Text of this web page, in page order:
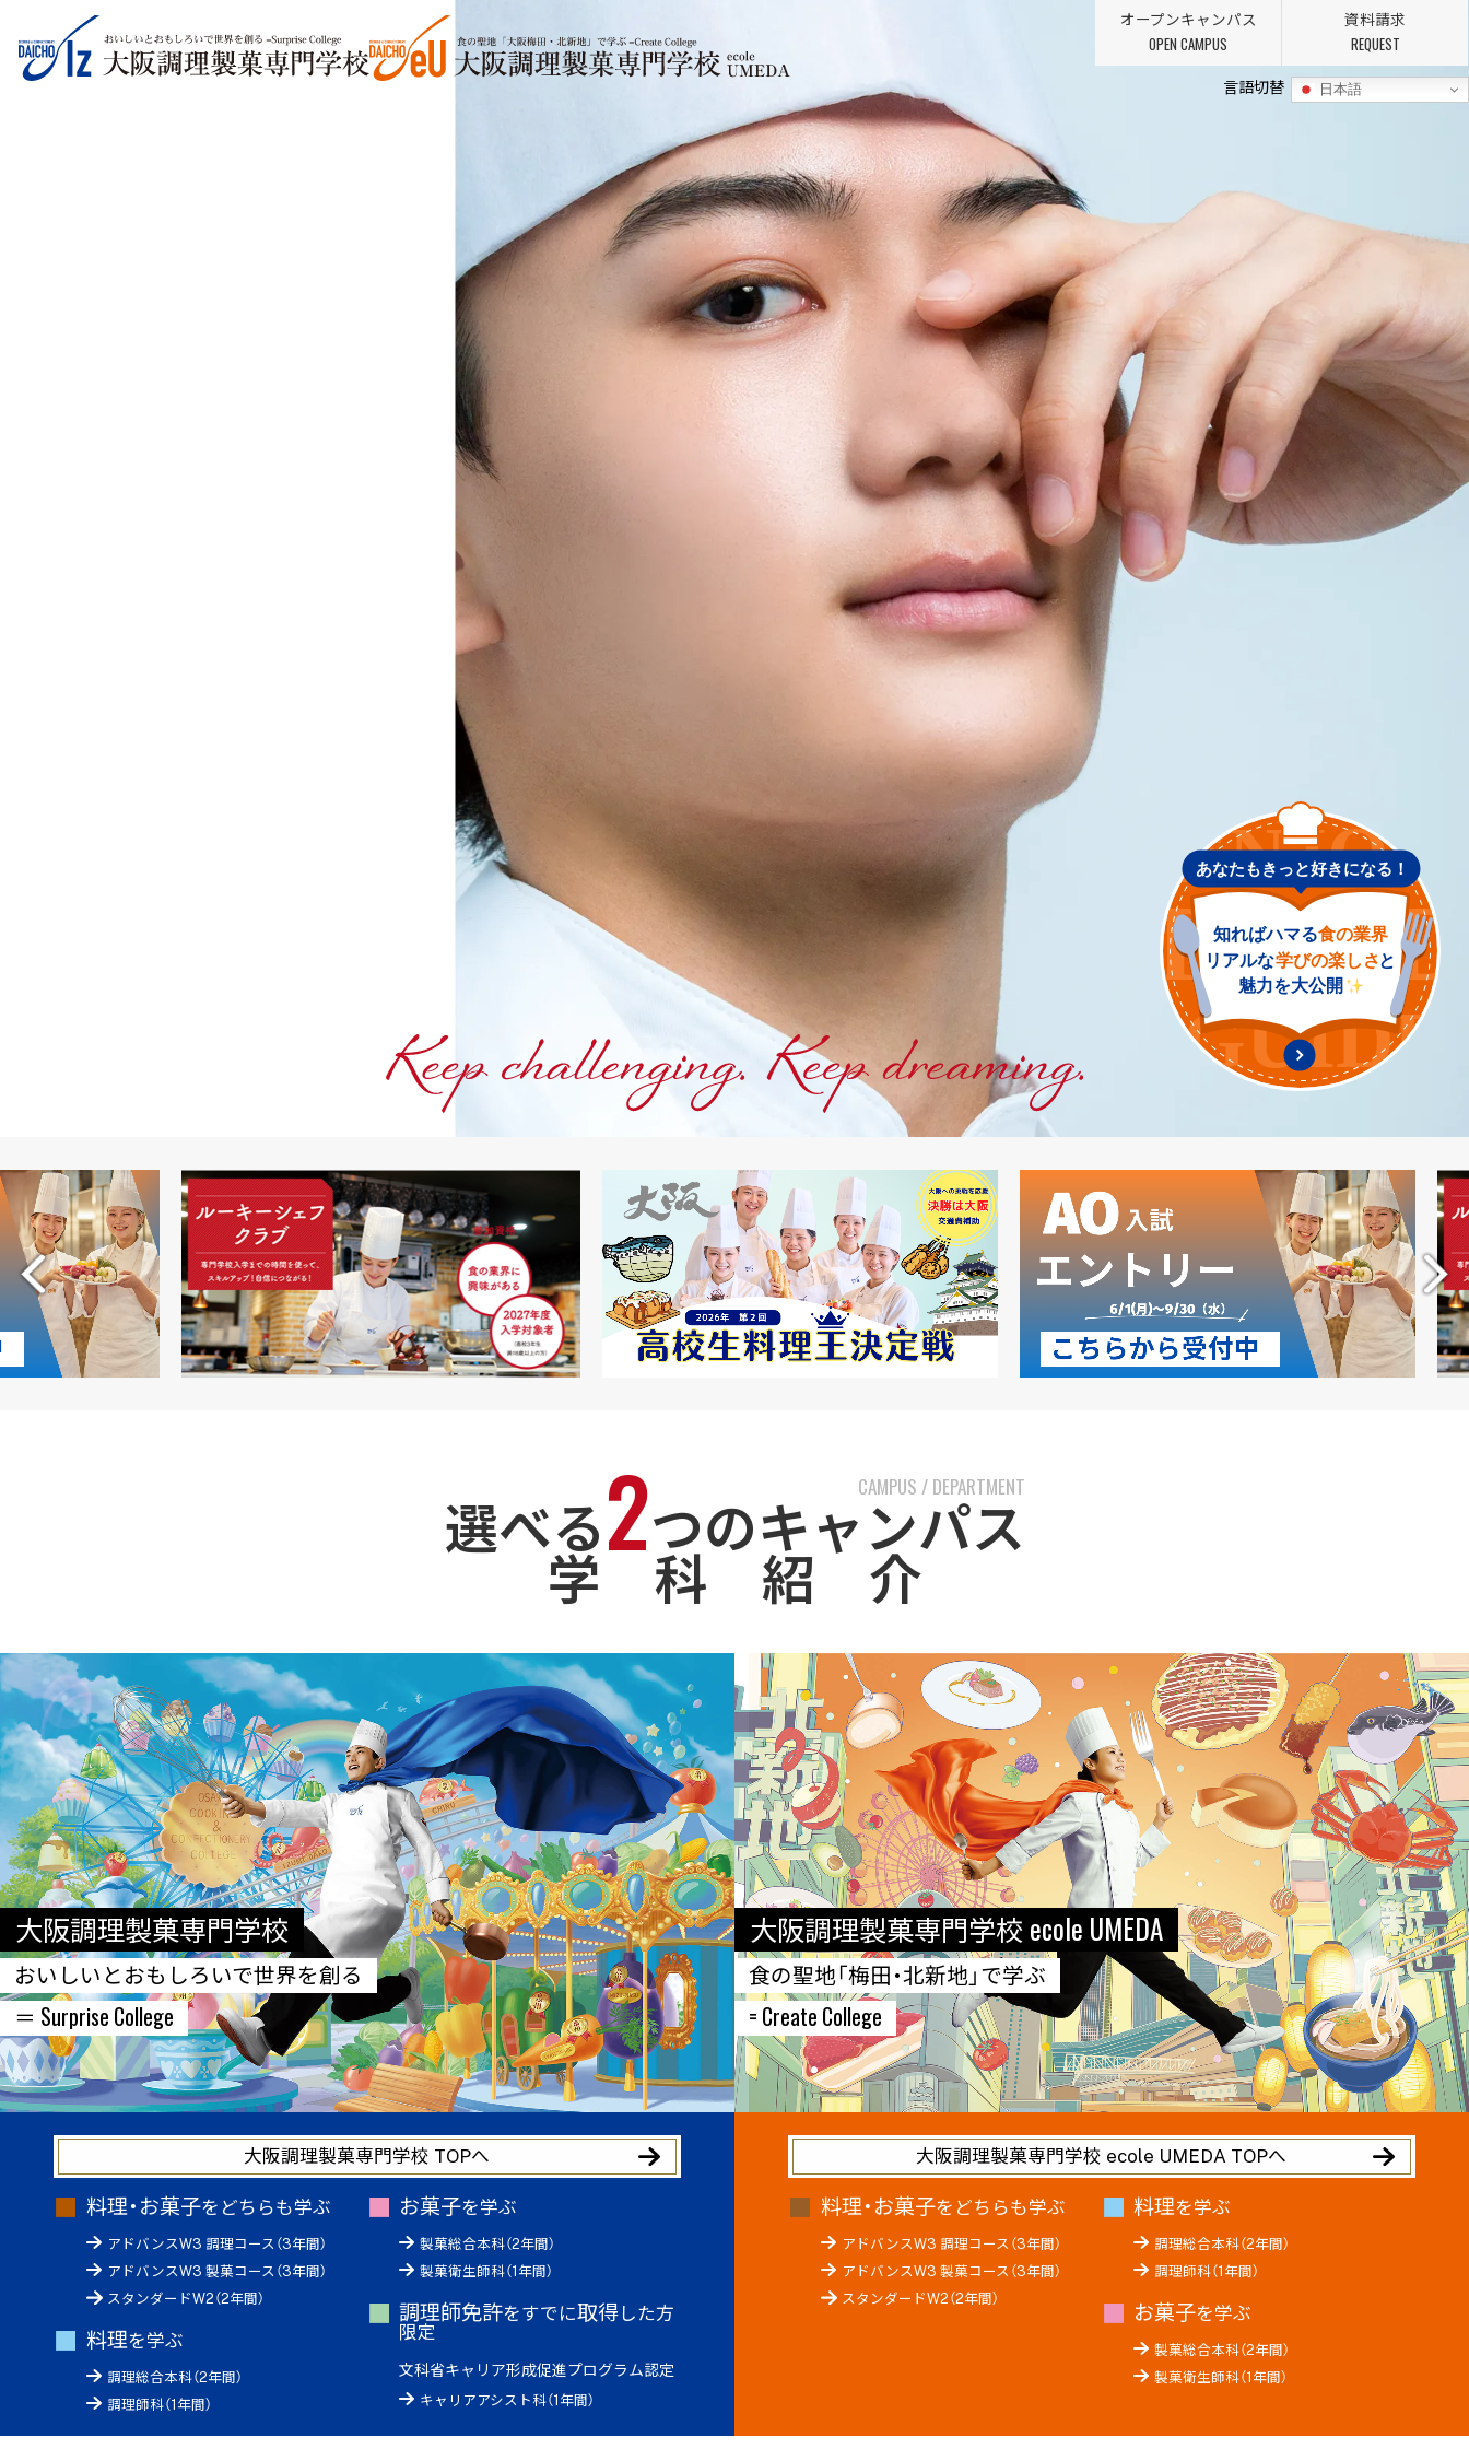
オープンキャンパス
OPEN CAMPUS
資料請求
REQUEST
言語切替 日本語
選べる2つのキャンパス
学 科 紹 介
CAMPUS / DEPARTMENT
大阪調理製菓専門学校
おいしいとおもしろいで世界を創る
＝ Surprise College
大阪調理製菓専門学校 TOPへ
料理・お菓子をどちらも学ぶ
アドバンスW3 調理コース（3年間）
アドバンスW3 製菓コース（3年間）
スタンダードW2（2年間）
料理を学ぶ
調理総合本科（2年間）
調理師科（1年間）
お菓子を学ぶ
製菓総合本科（2年間）
製菓衛生師科（1年間）
調理師免許をすでに取得 した方
限定
文科省キャリア形成促進プログラム認定
キャリアアシスト科（1年間）
大阪調理製菓専門学校 ecole UMEDA
食の聖地「梅田・北新地」で学ぶ
= Create College
大阪調理製菓専門学校 ecole UMEDA TOPへ
料理・お菓子をどちらも学ぶ
アドバンスW3 調理コース（3年間）
アドバンスW3 製菓コース（3年間）
スタンダードW2（2年間）
料理を学ぶ
調理総合本科（2年間）
調理師科（1年間）
お菓子を学ぶ
製菓総合本科（2年間）
製菓衛生師科（1年間）